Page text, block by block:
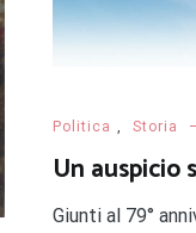
Politica , Storia
Un auspicio
Giunti al 79°